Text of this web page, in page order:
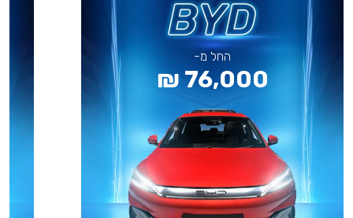
החל מ-
76,000 ₪